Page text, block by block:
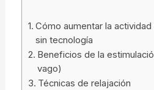
Cómo aumentar la
sin tecnología
Beneficios de la
vago)
Técnicas de relajación